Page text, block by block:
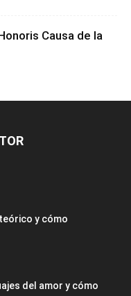
Causa de la
y cómo
del amor y cómo